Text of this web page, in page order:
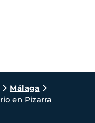
Málaga
en Pizarra